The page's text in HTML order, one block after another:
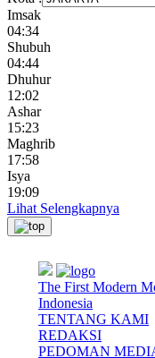
Imsak
04:34
Shubuh
04:44
Dhuhur
12:02
Ashar
15:23
Maghrib
17:58
Isya
19:09
Lihat Selengkapnya
The First Modern
Indonesia
TENTANG KAMI
REDAKSI
PEDOMAN